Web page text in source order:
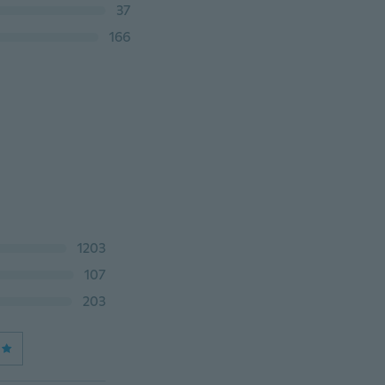
37
166
1203
107
203